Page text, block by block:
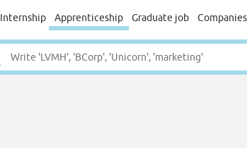
Internship Apprenticeship Graduate job Companies